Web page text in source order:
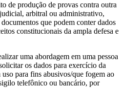
de produção de provas contra outra
arbitral ou administrativo,
que podem conter dados
constitucionais da ampla defesa e
uma abordagem em uma pessoa
os dados para exercício da
para fins abusivos/que fogem ao
telefônico ou bancário, por